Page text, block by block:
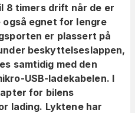
8 timers drift når de er
egnet for lengre
er plassert på
beskyttelseslappen,
samtidig med den
USB-ladekabelen. I
for bilens
lading. Lyktene har